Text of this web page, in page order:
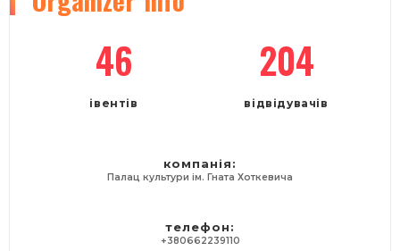
46
івентів
204
відвідувачів
компанія:
Палац культури ім. Гната Хоткевича
телефон:
+380662239110